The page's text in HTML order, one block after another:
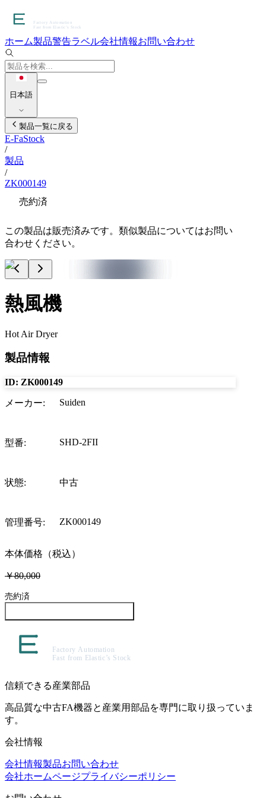
ホーム製品警告ラベル会社情報お問い合わせ
日本語
製品一覧に戻る
E-FaStock
/
製品
/
ZK000149
売約済
この製品は販売済みです。類似製品についてはお問い
合わせください。
熱風機
Hot Air Dryer
製品情報
ID: ZK000149
メーカー: Suiden
型番: SHD-2FII
状態: 中古
管理番号: ZK000149
本体価格（税込）
￥80,000
売約済
信頼できる産業部品
高品質な中古FA機器と産業用部品を専門に取り扱っていま
す。
会社情報
会社情報製品お問い合わせ
会社ホームページプライバシーポリシー